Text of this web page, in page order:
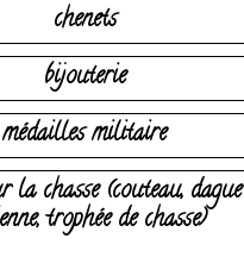
chenets
bijouterie
médailles militaire
la chasse (couteau, dague
trophée de chasse)